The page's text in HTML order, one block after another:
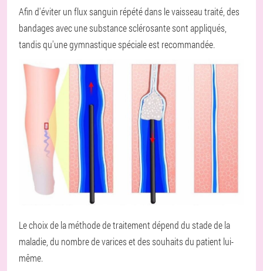
Afin d'éviter un flux sanguin répété dans le vaisseau traité, des
bandages avec une substance sclérosante sont appliqués,
tandis qu'une gymnastique spéciale est recommandée.
Le choix de la méthode de traitement dépend du stade de la
maladie, du nombre de varices et des souhaits du patient lui-
même.